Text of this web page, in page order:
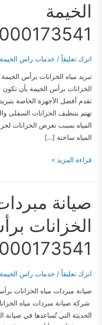
الخيمة
اترك تعليقاً / خدمات راس الخيمة
تبريد مياه الخزانات برأس
الخزانات برأس الخيمة بأن تكون
تقدم أفضل الأجهزة الخاصة بتبريد
تهتم بتنظيف الخزانات السفلى
المياه بسبب تعرض الخزانات
المياه ساخنة […]
تبريد
الخزانات
الخيمة
01000173541للايجار
قراءة المزيد »
صيانة
الخزانات
اترك تعليقاً / خدمات راس الخيمة
صيانة مبردات مياه الخزانات
شركة صيانة مبردات مياه
الحديثة التي تُساعدها في